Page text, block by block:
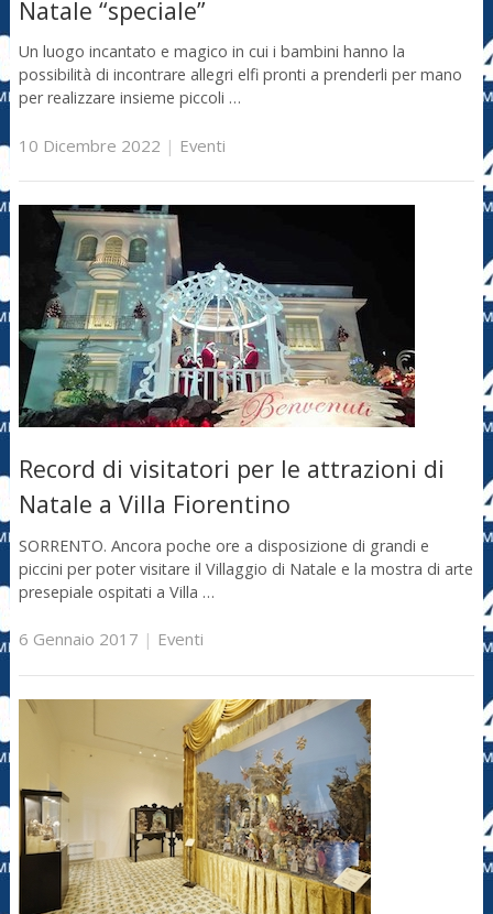
Natale “speciale”
Un luogo incantato e magico in cui i bambini hanno la
possibilità di incontrare allegri elfi pronti a prenderli per mano
per realizzare insieme piccoli …
10 Dicembre 2022 | Eventi
Record di visitatori per le attrazioni di
Natale a Villa Fiorentino
SORRENTO. Ancora poche ore a disposizione di grandi e
piccini per poter visitare il Villaggio di Natale e la mostra di arte
presepiale ospitati a Villa …
6 Gennaio 2017 | Eventi